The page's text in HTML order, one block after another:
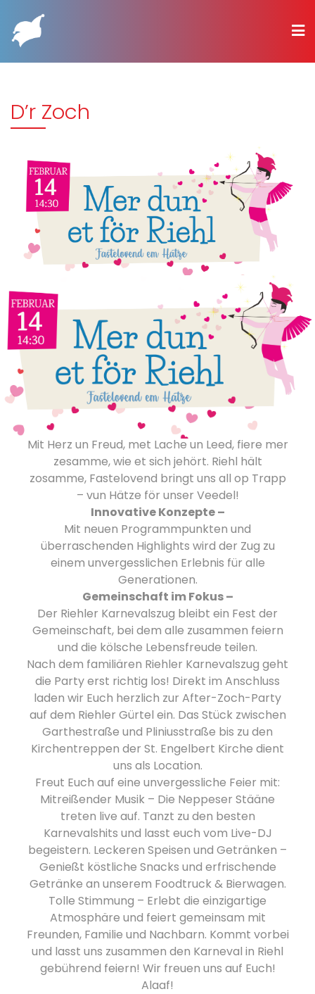
D’r Zoch
Mit Herz un Freud, met Lache un Leed, fiere mer
zesamme, wie et sich jehört. Riehl hält
zosamme, Fastelovend bringt uns all op Trapp
– vun Hätze för unser Veedel!
Innovative Konzepte –
Mit neuen Programmpunkten und
überraschenden Highlights wird der Zug zu
einem unvergesslichen Erlebnis für alle
Generationen.
Gemeinschaft im Fokus –
Der Riehler Karnevalszug bleibt ein Fest der
Gemeinschaft, bei dem alle zusammen feiern
und die kölsche Lebensfreude teilen.
Nach dem familiären Riehler Karnevalszug geht
die Party erst richtig los! Direkt im Anschluss
laden wir Euch herzlich zur After-Zoch-Party
auf dem Riehler Gürtel ein. Das Stück zwischen
Garthestraße und Pliniusstraße bis zu den
Kirchentreppen der St. Engelbert Kirche dient
uns als Location.
Freut Euch auf eine unvergessliche Feier mit:
Mitreißender Musik – Die Neppeser Stääne
treten live auf. Tanzt zu den besten
Karnevalshits und lasst euch vom Live-DJ
begeistern. Leckeren Speisen und Getränken –
Genießt köstliche Snacks und erfrischende
Getränke an unserem Foodtruck & Bierwagen.
Tolle Stimmung – Erlebt die einzigartige
Atmosphäre und feiert gemeinsam mit
Freunden, Familie und Nachbarn. Kommt vorbei
und lasst uns zusammen den Karneval in Riehl
gebührend feiern! Wir freuen uns auf Euch!
Alaaf!